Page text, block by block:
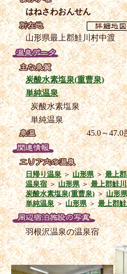
はねさわおんせん
山形県最上郡鮭川村中渡
炭酸水素塩泉(重曹泉)
単純温泉
炭酸水素塩泉
単純温泉
45.0～47.0
日帰り温泉＞山形県＞最上
温泉宿＞山形県＞最上郡鮭
炭酸水素塩泉(重曹泉)＞山形県
単純温泉＞山形県＞最上郡
羽根沢温泉の温泉宿